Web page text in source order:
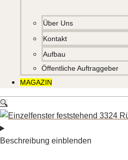
Über Uns
Kontakt
Aufbau
Öffentliche Auftraggeber
MAGAZIN
🔍
Beschreibung einblenden